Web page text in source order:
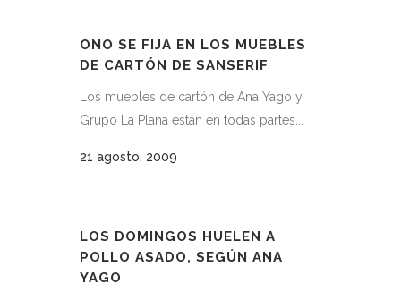
ONO SE FIJA EN LOS MUEBLES
DE CARTÓN DE SANSERIF
Los muebles de cartón de Ana Yago y
Grupo La Plana están en todas partes...
21 agosto, 2009
LOS DOMINGOS HUELEN A
POLLO ASADO, SEGÚN ANA
YAGO